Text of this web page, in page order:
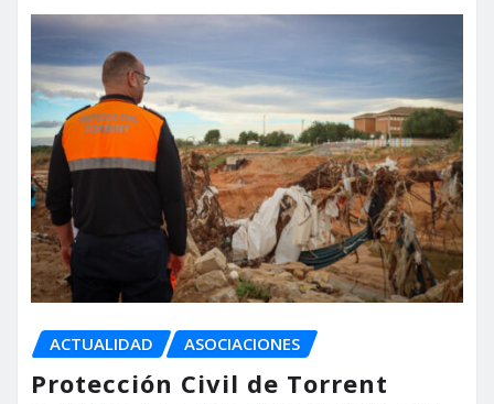
ACTUALIDAD ASOCIACIONES
Protección Civil de Torrent